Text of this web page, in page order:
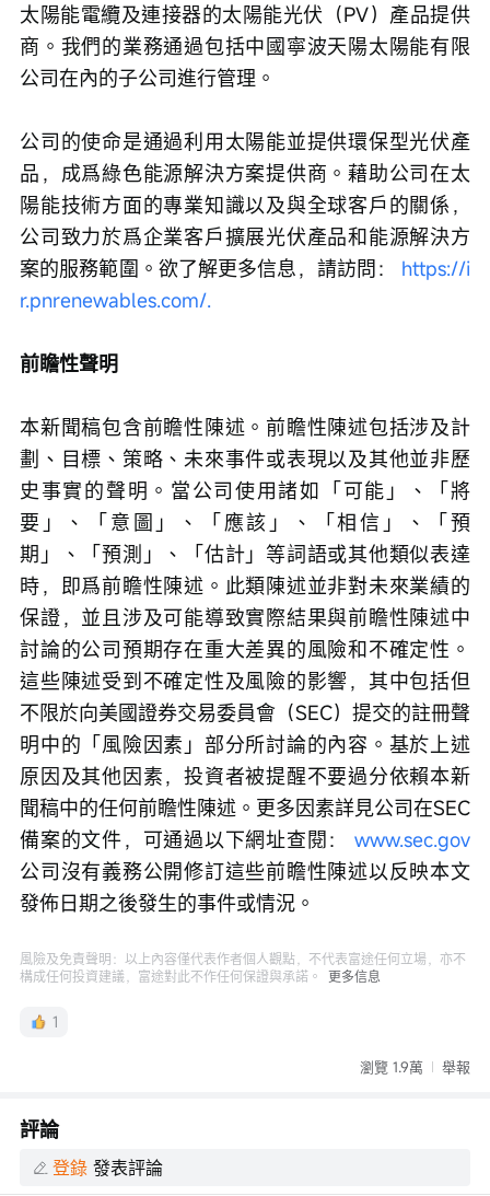
太陽能電纜及連接器的太陽能光伏（PV）產品提供
商。我們的業務通過包括中國寧波天陽太陽能有限
公司在內的子公司進行管理。
公司的使命是通過利用太陽能並提供環保型光伏產
品，成爲綠色能源解決方案提供商。藉助公司在太
陽能技術方面的專業知識以及與全球客戶的關係，
公司致力於爲企業客戶擴展光伏產品和能源解決方
案的服務範圍。欲了解更多信息，請訪問： https://i
r.pnrenewables.com/.
前瞻性聲明
本新聞稿包含前瞻性陳述。前瞻性陳述包括涉及計
劃、目標、策略、未來事件或表現以及其他並非歷
史事實的聲明。當公司使用諸如「可能」、「將
要」、「意圖」、「應該」、「相信」、「預
期」、「預測」、「估計」等詞語或其他類似表達
時，即爲前瞻性陳述。此類陳述並非對未來業績的
保證，並且涉及可能導致實際結果與前瞻性陳述中
討論的公司預期存在重大差異的風險和不確定性。
這些陳述受到不確定性及風險的影響，其中包括但
不限於向美國證券交易委員會（SEC）提交的註冊聲
明中的「風險因素」部分所討論的內容。基於上述
原因及其他因素，投資者被提醒不要過分依賴本新
聞稿中的任何前瞻性陳述。更多因素詳見公司在SEC
備案的文件，可通過以下網址查閱： www.sec.gov
公司沒有義務公開修訂這些前瞻性陳述以反映本文
發佈日期之後發生的事件或情況。
風險及免責聲明：以上內容僅代表作者個人觀點，不代表富途任何立場，亦不
構成任何投資建議，富途對此不作任何保證與承諾。
更多信息
1
瀏覽 1.9萬 舉報
評論
登錄 發表評論